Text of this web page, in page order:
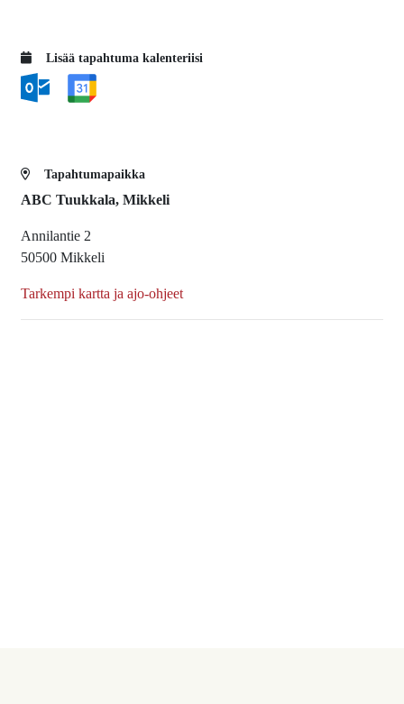
Lisää tapahtuma kalenteriisi
Tapahtumapaikka
ABC Tuukkala, Mikkeli
Annilantie 2
50500 Mikkeli
Tarkempi kartta ja ajo-ohjeet